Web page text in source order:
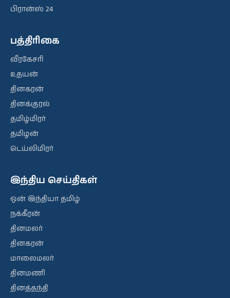
பிரான்ஸ் 24
பத்திரிகை
வீரகேசரி
உதயன்
தினகரன்
தினக்குரல்
தமிழ்மிரர்
தமிழன்
டெய்லிமிரர்
இந்திய செய்திகள்
ஒன் இந்தியா தமிழ்
நக்கீரன்
தினமலர்
தினகரன்
மாலைமலர்
தினமணி
தினத்தந்தி